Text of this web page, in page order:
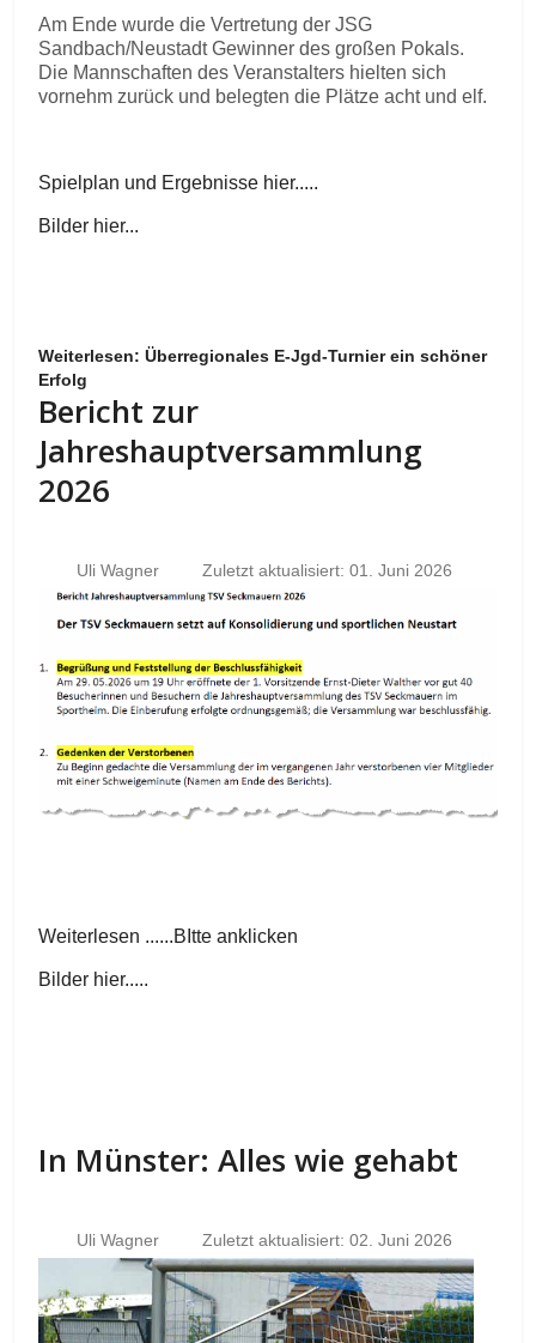
Am Ende wurde die Vertretung der JSG
Sandbach/Neustadt Gewinner des großen Pokals.
Die Mannschaften des Veranstalters hielten sich
vornehm zurück und belegten die Plätze acht und elf.
Spielplan und Ergebnisse hier.....
Bilder hier...
Weiterlesen: Überregionales E-Jgd-Turnier ein schöner
Erfolg
Bericht zur
Jahreshauptversammlung
2026
Uli Wagner Zuletzt aktualisiert: 01. Juni 2026
Weiterlesen ......BItte anklicken
Bilder hier.....
In Münster: Alles wie gehabt
Uli Wagner Zuletzt aktualisiert: 02. Juni 2026